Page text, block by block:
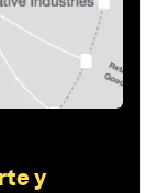
y